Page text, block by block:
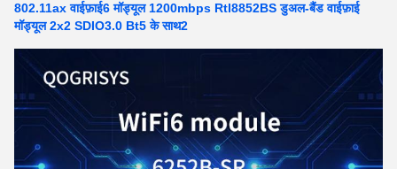
802.11ax वाईफ़ाई6 मॉड्यूल 1200mbps Rtl8852BS डुअल-बैंड वाईफ़ाई
मॉड्यूल 2x2 SDIO3.0 Bt5 के साथ2